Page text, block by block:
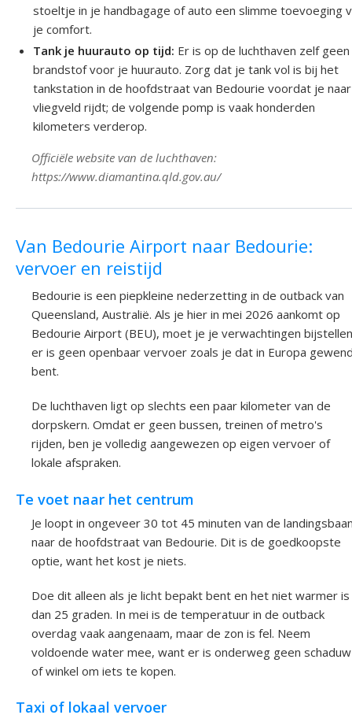
stoeltje in je handbagage of auto een slimme toevoeging
je comfort.
Tank je huurauto op tijd: Er is op de luchthaven zelf geen
brandstof voor je huurauto. Zorg dat je tank vol is bij het
tankstation in de hoofdstraat van Bedourie voordat je
vliegveld rijdt; de volgende pomp is vaak honderden
kilometers verderop.
Officiële website van de luchthaven:
https://www.diamantina.qld.gov.au/
Van Bedourie Airport naar Bedourie:
vervoer en reistijd
Bedourie is een piepkleine nederzetting in de outback van
Queensland, Australië. Als je hier in mei 2026 aankomt op
Bedourie Airport (BEU), moet je je verwachtingen
er is geen openbaar vervoer zoals je dat in Europa
bent.
De luchthaven ligt op slechts een paar kilometer van de
dorpskern. Omdat er geen bussen, treinen of metro's
rijden, ben je volledig aangewezen op eigen vervoer of
lokale afspraken.
Te voet naar het centrum
Je loopt in ongeveer 30 tot 45 minuten van de
naar de hoofdstraat van Bedourie. Dit is de goedkoopste
optie, want het kost je niets.
Doe dit alleen als je licht bepakt bent en het niet warmer is
dan 25 graden. In mei is de temperatuur in de outback
overdag vaak aangenaam, maar de zon is fel. Neem
voldoende water mee, want er is onderweg geen schaduw
of winkel om iets te kopen.
Taxi of lokaal vervoer